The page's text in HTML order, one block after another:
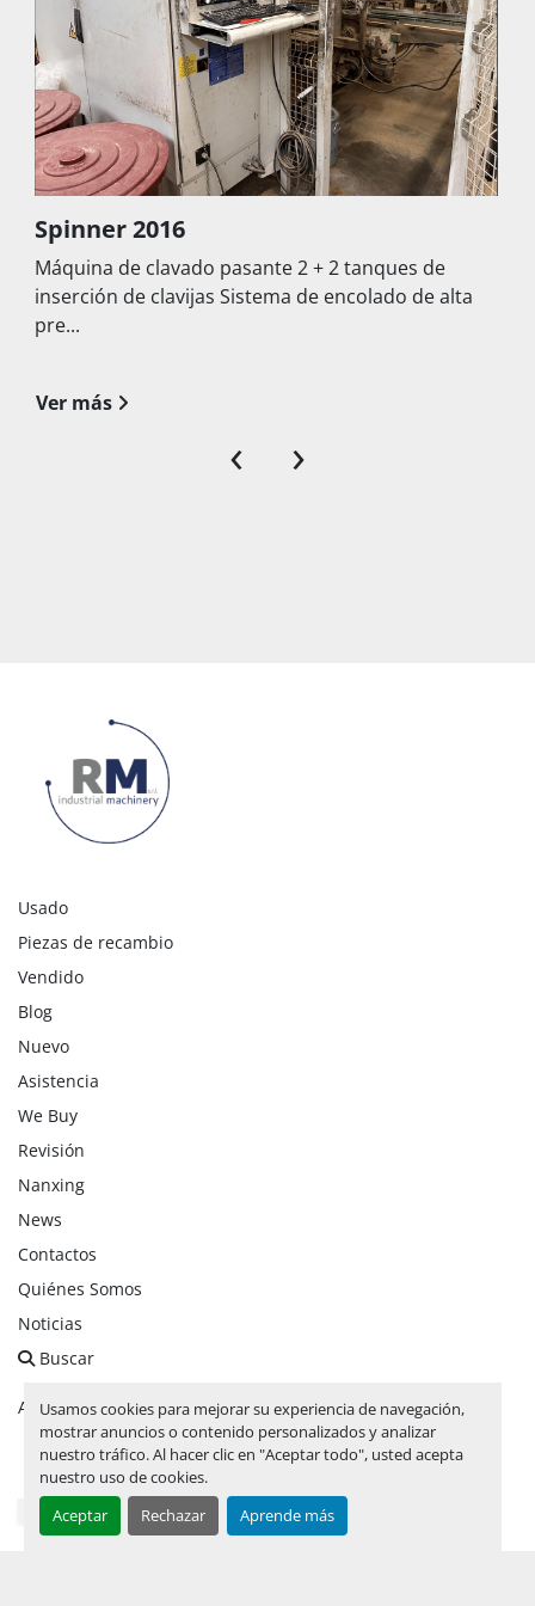
Usamos cookies para mejorar su experiencia de navegación,
mostrar anuncios o contenido personalizados y analizar
nuestro tráfico. Al hacer clic en "Aceptar todo", usted acepta
nuestro uso de cookies.
Aceptar
Rechazar Aprende más
Spinner 2016
Máquina de clavado pasante 2 + 2 tanques de
inserción de clavijas Sistema de encolado de alta
pre...
Ver más
‹ ›
Usado
Piezas de recambio
Vendido
Blog
Nuevo
Asistencia
We Buy
Revisión
Nanxing
News
Contactos
Quiénes Somos
Noticias
Buscar
Administrar cookies
facebook
linkedininstagram
whatsapp
youtube